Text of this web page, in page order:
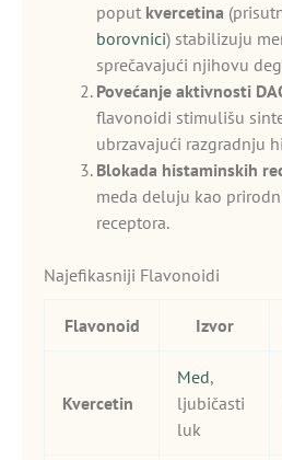
poput kvercetina
borovnici) stabilizuju
sprečavajući njihovu
Povećanje aktivnosti
flavonoidi stimulišu
ubrzavajući razgradnju
Blokada histaminskih
meda deluju kao
receptora.
Najefikasniji Flavonoidi
Flavonoid Izvor
Kvercetin
Med,
ljubičasti
luk